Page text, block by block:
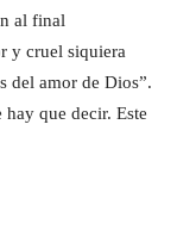
al final
y cruel siquiera
del amor de Dios”.
hay que decir. Este